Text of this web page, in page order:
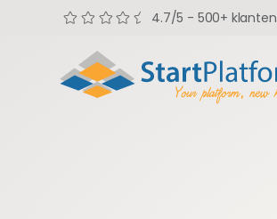
4.7/5 - 500+ klanten